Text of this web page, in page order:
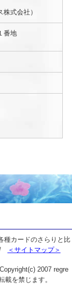
式会社）
番地
種カードのさらりと比
＜サイトマップ＞
2007 regre
を禁じます。